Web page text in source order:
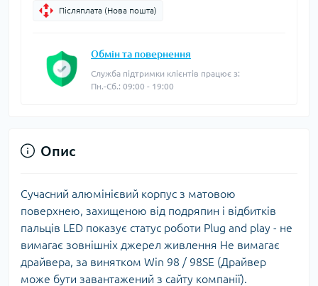
Післяплата (Нова пошта)
Обмін та повернення
Служба підтримки клієнтів працює з:
Пн.-Сб.: 09:00 - 19:00
Опис
Сучасний алюмінієвий корпус з матовою
поверхнею, захищеною від подряпин і відбитків
пальців LED показує статус роботи Рlug and play - не
вимагає зовнішніх джерел живлення Не вимагає
драйвера, за винятком Win 98 / 98SE (Драйвер
може бути завантажений з сайту компанії).